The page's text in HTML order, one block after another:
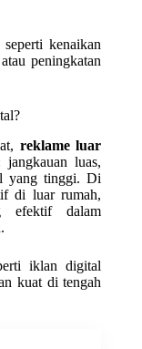
kenaikan
peningkatan
reklame luar
jangkauan luas,
yang tinggi. Di
di luar rumah,
efektif dalam
iklan digital
kuat di tengah